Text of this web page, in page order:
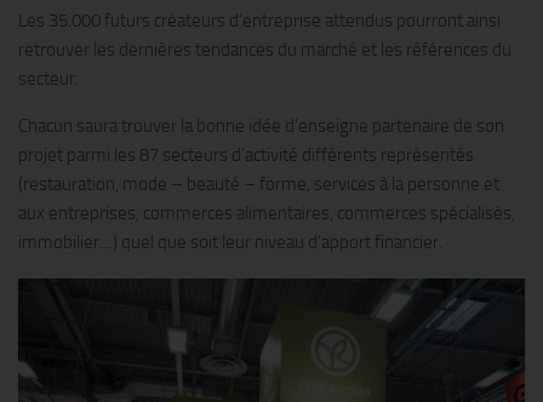
Les 35.000 futurs créateurs d’entreprise attendus pourront ainsi
retrouver les dernières tendances du marché et les références du
secteur.
Chacun saura trouver la bonne idée d’enseigne partenaire de son
projet parmi les 87 secteurs d’activité différents représentés
(restauration, mode – beauté – forme, services à la personne et
aux entreprises, commerces alimentaires, commerces spécialisés,
immobilier…) quel que soit leur niveau d’apport financier.